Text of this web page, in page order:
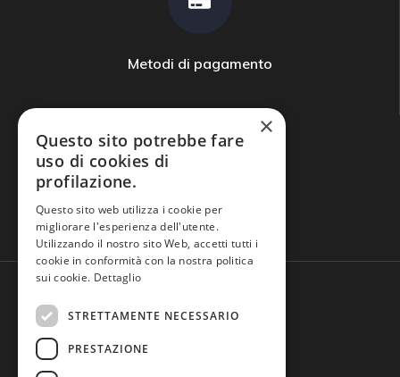
Metodi di pagamento
Domande frequenti
×
Questo sito potrebbe fare
uso di cookies di
profilazione.
Questo sito web utilizza i cookie per
migliorare l'esperienza dell'utente.
Utilizzando il nostro sito Web, accetti tutti i
cookie in conformità con la nostra politica
sui cookie. Dettaglio
STRETTAMENTE NECESSARIO
PRESTAZIONE